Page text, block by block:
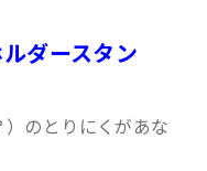
ダースタン
のとりにくがあな